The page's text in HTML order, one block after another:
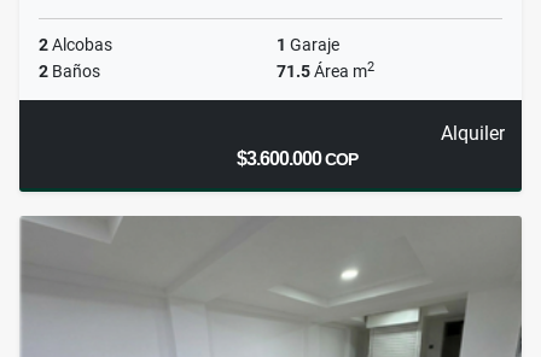
2Alcobas 1 Garaje
2 Baños 71.5Área m2
Alquiler
$3.600.000COP